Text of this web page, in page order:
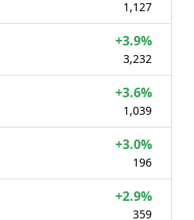
1,127
+3.9%
3,232
+3.6%
1,039
+3.0%
196
+2.9%
359